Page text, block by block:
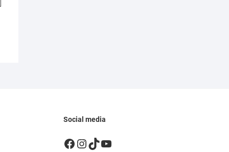
Social media
Facebook
Instagram
TikTok
YouTube